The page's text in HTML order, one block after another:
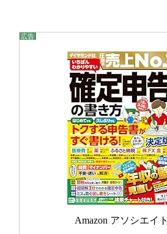
Amazon アソシエイト